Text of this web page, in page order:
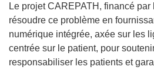
r
e
d
a
n
r
e
d
a
n
Le projet CAREPATH, financé par
résoudre ce problème en
numérique intégrée, axée sur les
centrée sur le patient, pour
responsabiliser les patients et